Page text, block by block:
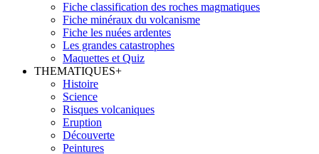
Fiche classification des roches magmatiques
Fiche minéraux du volcanisme
Fiche les nuées ardentes
Les grandes catastrophes
Maquettes et Quiz
THEMATIQUES+
Histoire
Science
Risques volcaniques
Eruption
Découverte
Peintures